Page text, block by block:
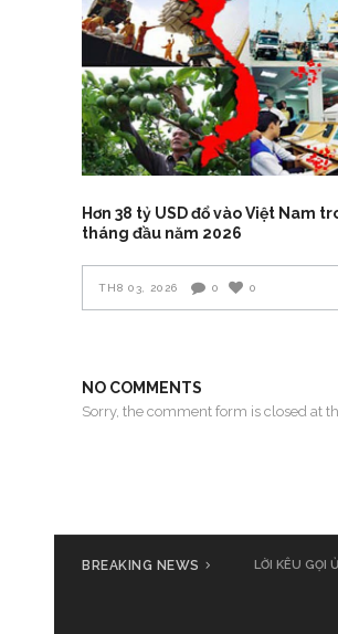
Hơn 38 tỷ USD đổ vào Việt Nam
tháng đầu năm 2026
TH8 03, 2026 0 0
NO COMMENTS
Sorry, the comment form is closed at
BREAKING NEWS LỜI KÊU GỌI